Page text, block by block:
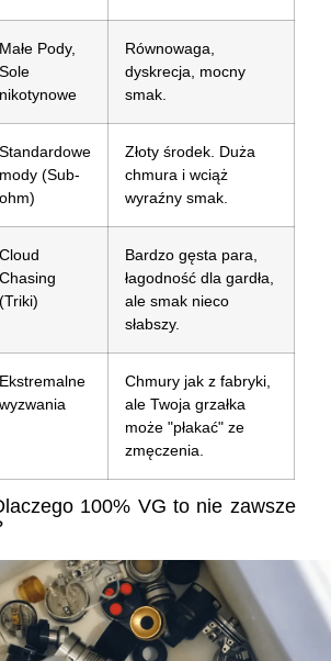
Małe Pody,
Sole
nikotynowe
Równowaga,
dyskrecja, mocny
smak.
Standardowe
mody (Sub-
ohm)
Złoty środek. Duża
chmura i wciąż
wyraźny smak.
Cloud
Chasing
(Triki)
Bardzo gęsta para,
łagodność dla gardła,
ale smak nieco
słabszy.
Ekstremalne
wyzwania
Chmury jak z fabryki,
ale Twoja grzałka
może "płakać" ze
zmęczenia.
100% VG to nie zawsze